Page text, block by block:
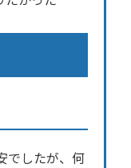
でしたが、何